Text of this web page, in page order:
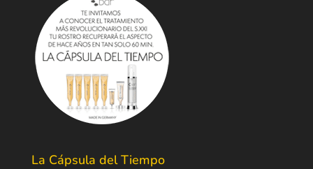
La Cápsula del Tiempo